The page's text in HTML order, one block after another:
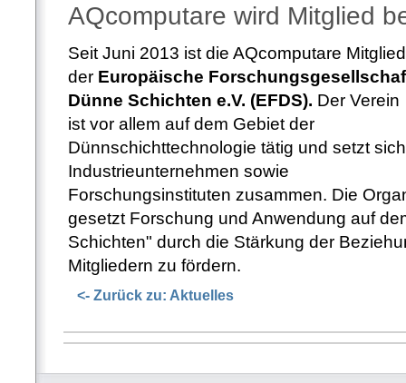
AQcomputare wird Mitglied
Seit Juni 2013 ist die AQcomputare Mitglied
der Europäische
Dünne Schichten e.V. (EFDS). Der Verein
ist vor allem auf dem Gebiet der
Dünnschichttechnologie tätig und setzt sich
Industrieunternehmen sowie
Forschungsinstituten zusammen. Die
gesetzt Forschung und Anwendung auf
Schichten" durch die Stärkung der
Mitgliedern zu fördern.
<- Zurück zu: Aktuelles